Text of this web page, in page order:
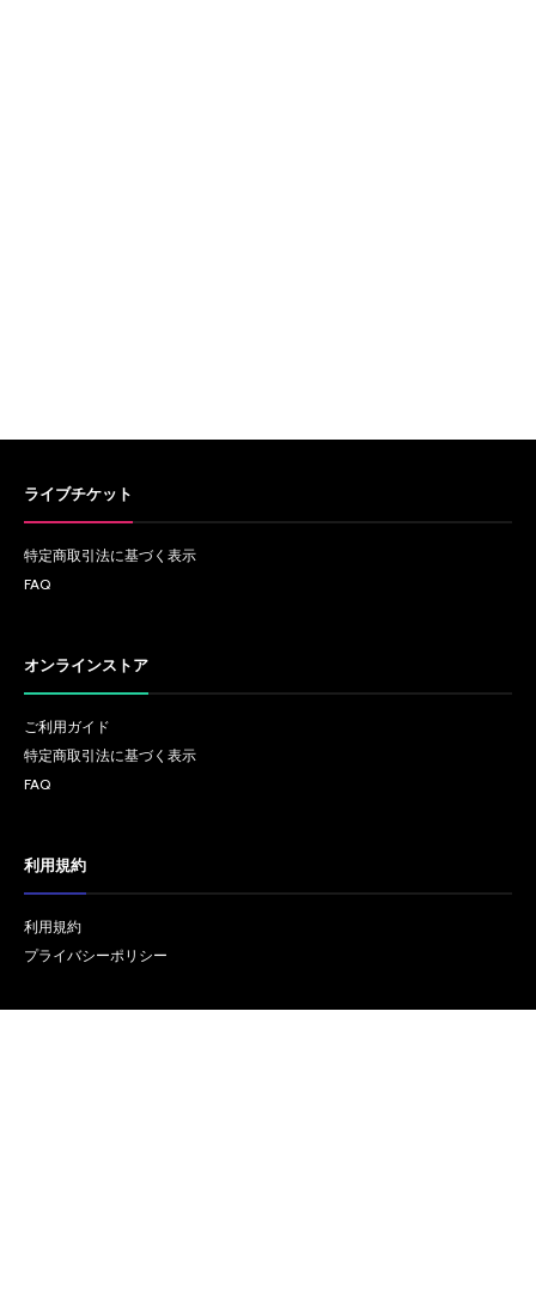
ライブチケット
特定商取引法に基づく表示
FAQ
オンラインストア
ご利用ガイド
特定商取引法に基づく表示
FAQ
利用規約
利用規約
プライバシーポリシー